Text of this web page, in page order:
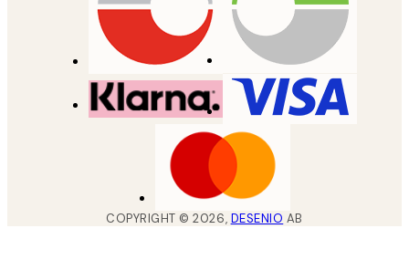
COPYRIGHT ©2026, DESENIO AB